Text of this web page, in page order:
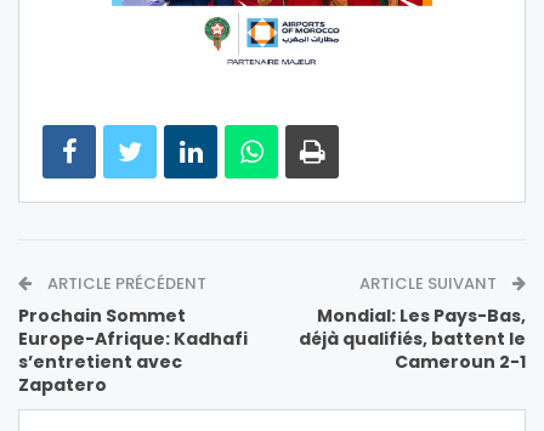
ARTICLE PRÉCÉDENT
Prochain Sommet
Europe-Afrique: Kadhafi
s’entretient avec
Zapatero
ARTICLE SUIVANT
Mondial: Les Pays-Bas,
déjà qualifiés, battent le
Cameroun 2-1